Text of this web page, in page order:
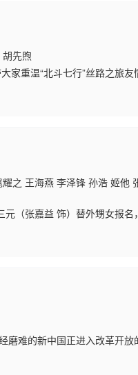
先煦
家重温“北斗七行”丝路之旅友
之 王海燕 李泽锋 孙浩 姬他
（张嘉益 饰）替外甥女报名
的事故，易秦娥受到影响，
磨难的新中国正进入改革开
平民家庭的他对未来出满期